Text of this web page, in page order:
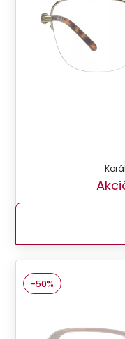
-50%